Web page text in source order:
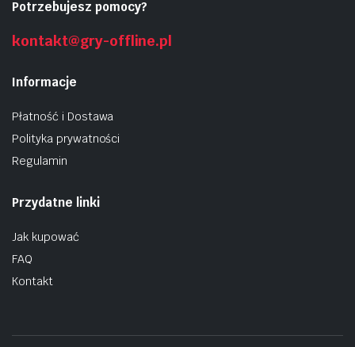
Potrzebujesz pomocy?
kontakt@gry-offline.pl
Informacje
Płatność i Dostawa
Polityka prywatności
Regulamin
Przydatne linki
Jak kupować
FAQ
Kontakt